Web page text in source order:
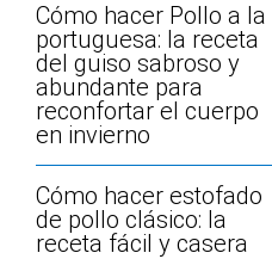
Cómo hacer Pollo a la
portuguesa: la receta
del guiso sabroso y
abundante para
reconfortar el cuerpo
en invierno
Cómo hacer estofado
de pollo clásico: la
receta fácil y casera